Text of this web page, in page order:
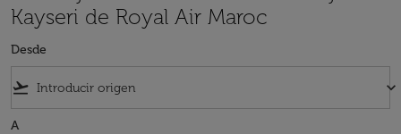
Kayseri de Royal Air Maroc
Desde
flight_takeoff keyboard_arrow_down
A